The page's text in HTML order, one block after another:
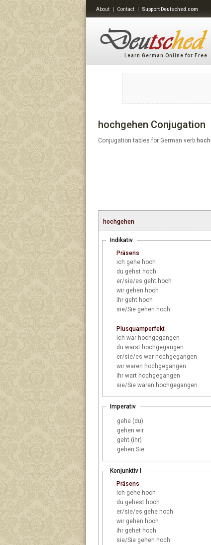
About| Contact| Support Deutsched.com
Learn German Online for Free
hochgehen Conjugation
Conjugation tables for German verb
hochgehen
Indikativ
Präsens
ich gehe hoch
du gehst hoch
er/sie/es geht hoch
wir gehen hoch
ihr geht hoch
sie/Sie gehen hoch
Plusquamperfekt
ich war hochgegangen
du warst hochgegangen
er/sie/es war hochgegangen
wir waren hochgegangen
ihr wart hochgegangen
sie/Sie waren hochgegangen
Imperativ
gehe (du)
gehen wir
geht (ihr)
gehen Sie
Konjunktiv I
Präsens
ich gehe hoch
du gehest hoch
er/sie/es gehe hoch
wir gehen hoch
ihr gehet hoch
sie/Sie gehen hoch